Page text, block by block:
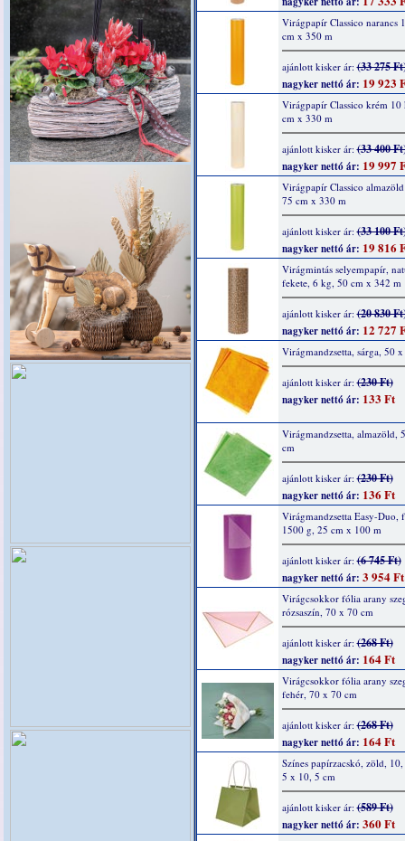
Virágpapír Classico narancs
cm x 350 m
ajánlott kisker ár:(33 275
nagyker nettó ár: 19 923
Virágpapír Classico krém 10
cm x 330 m
ajánlott kisker ár:(33 400
nagyker nettó ár: 19 997
Virágpapír Classico
75 cm x 330 m
ajánlott kisker ár:(33 100
nagyker nettó ár: 19 816
Virágmintás selyempapír,
fekete, 6 kg, 50 cm x 342 m
ajánlott kisker ár:(20 830
nagyker nettó ár: 12 727
Virágmandzsetta, sárga, 50
ajánlott kisker ár:(230 Ft)
nagyker nettó ár: 133 Ft
Virágmandzsetta, almazöld,
cm
ajánlott kisker ár:(230 Ft)
nagyker nettó ár: 136 Ft
Virágmandzsetta Easy-Duo,
1500 g, 25 cm x 100 m
ajánlott kisker ár:(6 745 Ft)
nagyker nettó ár: 3 954 Ft
Virágcsokkor fólia arany
rózsaszín, 70 x 70 cm
ajánlott kisker ár:(268 Ft)
nagyker nettó ár: 164 Ft
Virágcsokkor fólia arany
fehér, 70 x 70 cm
ajánlott kisker ár:(268 Ft)
nagyker nettó ár: 164 Ft
Színes papírzacskó, zöld,
5 x 10, 5 cm
ajánlott kisker ár:(589 Ft)
nagyker nettó ár: 360 Ft